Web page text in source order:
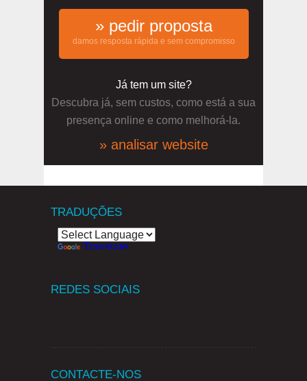
» pedir proposta
damos resposta rápida e sem compromisso
Já tem um site?
Descubra já, sem custos, como está a sua
presença online e como melhorá-la.
» analisar website
TRADUÇÕES
Translate
REDES SOCIAIS
CONTACTE-NOS